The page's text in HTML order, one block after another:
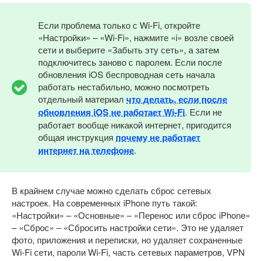
Если проблема только с Wi-Fi, откройте
«Настройки» – «Wi-Fi», нажмите «i» возле своей
сети и выберите «Забыть эту сеть», а затем
подключитесь заново с паролем. Если после
обновления iOS беспроводная сеть начала
работать нестабильно, можно посмотреть
отдельный материал что делать, если после
обновления iOS не работает Wi-Fi. Если не
работает вообще никакой интернет, пригодится
общая инструкция почему не работает
интернет на телефоне.
В крайнем случае можно сделать сброс сетевых
настроек. На современных iPhone путь такой:
«Настройки» – «Основные» – «Перенос или сброс iPhone»
– «Сброс» – «Сбросить настройки сети». Это не удаляет
фото, приложения и переписки, но удаляет сохраненные
Wi-Fi сети, пароли Wi-Fi, часть сетевых параметров, VPN